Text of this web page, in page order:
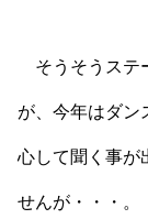
そうそうステ
が、今年はダン
心して聞く事が
せんが・・・。